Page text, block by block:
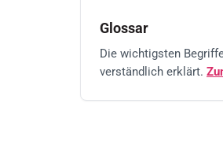
Glossar
Die wichtigsten
verständlich erklärt.